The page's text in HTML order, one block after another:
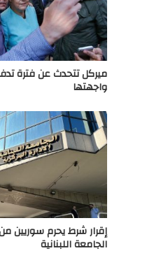
ميركل تتحدث عن فترة
واجهتها
إقرار شرط يحرم سوريين
الجامعة اللبنانية